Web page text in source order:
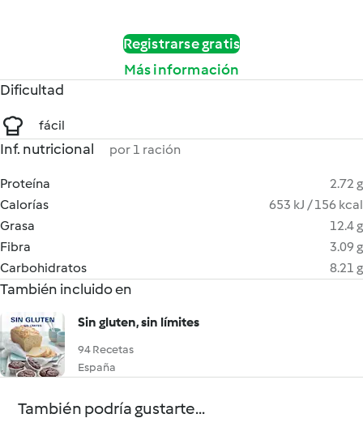
Registrarse gratis
Más información
Dificultad
fácil
Inf. nutricional por 1 ración
Proteína
2.72 g
Calorías
653 kJ / 156 kcal
Grasa
12.4 g
Fibra
3.09 g
Carbohidratos
8.21 g
También incluido en
Sin gluten, sin límites
94 Recetas
España
También podría gustarte...